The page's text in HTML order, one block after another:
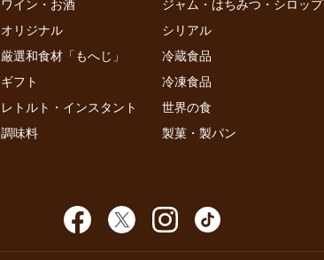
ワイン・お酒
ジャム・はちみつ・シロップ
オリジナル
シリアル
厳選和食材「もへじ」
冷蔵食品
ギフト
冷凍食品
レトルト・インスタント
世界の食
調味料
製菓・製パン